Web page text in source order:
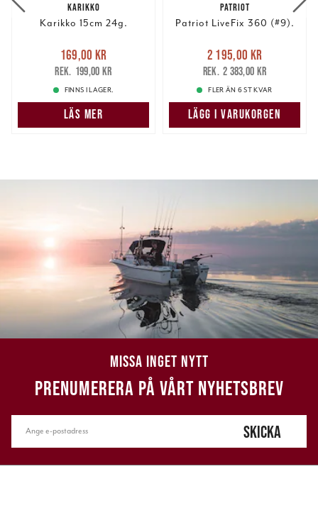
KARIKKO
Karikko 15cm 24g.
Nuvarande pris
169,00 krTidigare pris
199,00 kr
169,00 kr
199,00 kr
FINNS I LAGER.
LÄS MER
PATRIOT
Patriot LiveFix 360 (#9).
Nuvarande pris
2 195,00 krTidigare pris
2 383,00 kr
2 195,00 kr
2 383,00 kr
FLER ÄN 6 ST KVAR
LÄGG I VARUKORGEN
MISSA INGET NYTT
PRENUMERERA PÅ VÅRT NYHETSBREV
SKICKA